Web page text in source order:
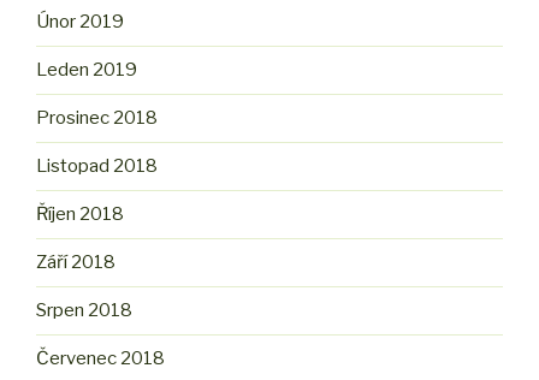
Únor 2019
Leden 2019
Prosinec 2018
Listopad 2018
Říjen 2018
Září 2018
Srpen 2018
Červenec 2018